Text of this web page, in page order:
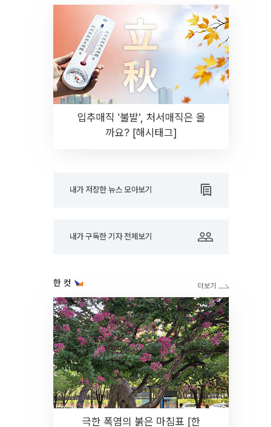
입추매직 '불발', 처서매직은 올
까요? [해시태그]
내가 저장한 뉴스 모아보기
내가 구독한 기자 전체보기
한 컷
극한 폭염의 붉은 마침표 [한